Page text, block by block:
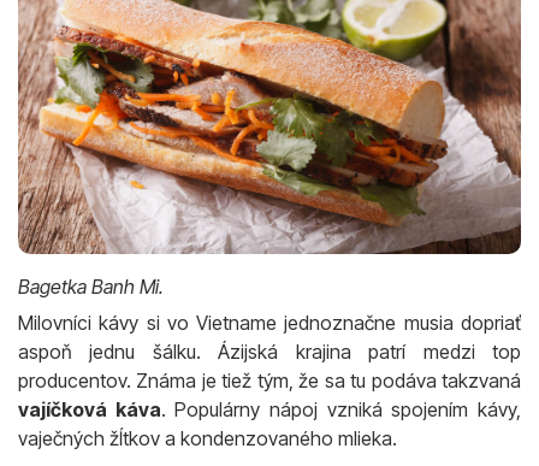
Bagetka Banh Mi.
Milovníci kávy si vo Vietname jednoznačne musia dopriať
aspoň jednu šálku. Ázijská krajina patrí medzi top
producentov. Známa je tiež tým, že sa tu podáva takzvaná
vajíčková káva. Populárny nápoj vzniká spojením kávy,
vaječných žĺtkov a kondenzovaného mlieka.